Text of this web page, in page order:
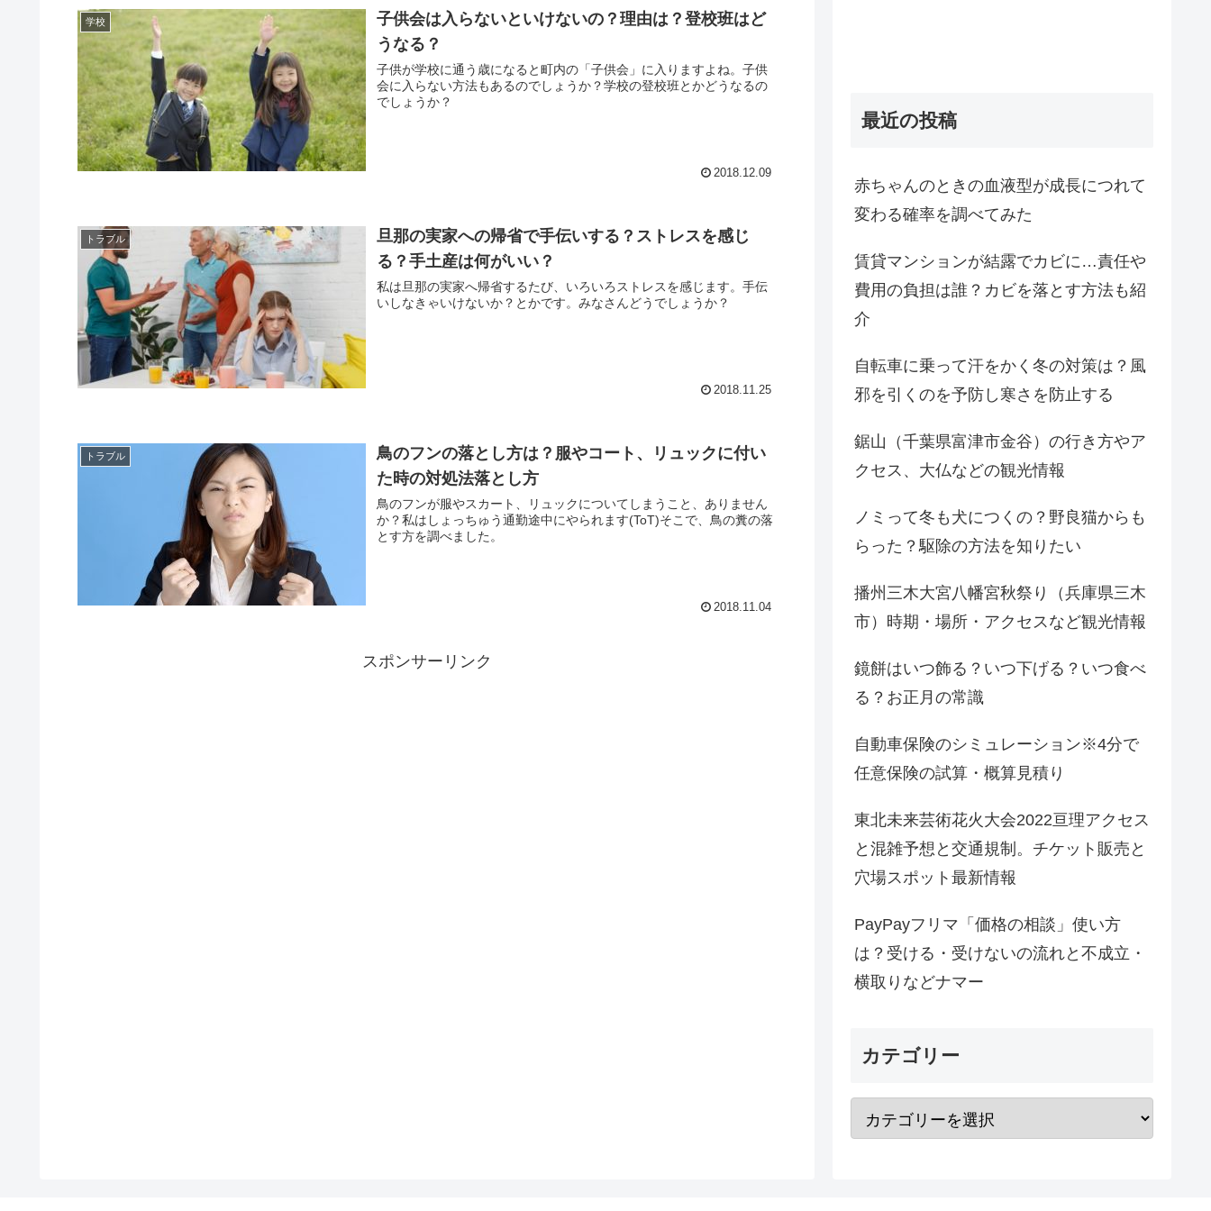
学校
子供会は入らないといけないの？理由は？登校班はど
うなる？
子供が学校に通う歳になると町内の「子供会」に入りますよね。子供
会に入らない方法もあるのでしょうか？学校の登校班とかどうなるの
でしょうか？
2018.12.09
トラブル
旦那の実家への帰省で手伝いする？ストレスを感じ
る？手土産は何がいい？
私は旦那の実家へ帰省するたび、いろいろストレスを感じます。手伝
いしなきゃいけないか？とかです。みなさんどうでしょうか？
2018.11.25
トラブル
鳥のフンの落とし方は？服やコート、リュックに付い
た時の対処法落とし方
鳥のフンが服やスカート、リュックについてしまうこと、ありません
か？私はしょっちゅう通勤途中にやられます(ToT)そこで、鳥の糞の落
とす方を調べました。
2018.11.04
スポンサーリンク
最近の投稿
赤ちゃんのときの血液型が成長につれて
変わる確率を調べてみた
賃貸マンションが結露でカビに…責任や
費用の負担は誰？カビを落とす方法も紹
介
自転車に乗って汗をかく冬の対策は？風
邪を引くのを予防し寒さを防止する
鋸山（千葉県富津市金谷）の行き方やア
クセス、大仏などの観光情報
ノミって冬も犬につくの？野良猫からも
らった？駆除の方法を知りたい
播州三木大宮八幡宮秋祭り（兵庫県三木
市）時期・場所・アクセスなど観光情報
鏡餅はいつ飾る？いつ下げる？いつ食べ
る？お正月の常識
自動車保険のシミュレーション※4分で
任意保険の試算・概算見積り
東北未来芸術花火大会2022亘理アクセス
と混雑予想と交通規制。チケット販売と
穴場スポット最新情報
PayPayフリマ「価格の相談」使い方
は？受ける・受けないの流れと不成立・
横取りなどナマー
カテゴリー